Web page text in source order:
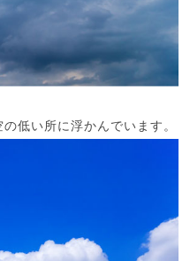
低い所に浮かんでいます。